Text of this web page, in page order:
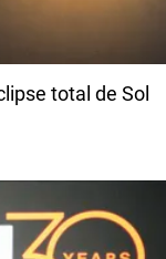
total de Sol